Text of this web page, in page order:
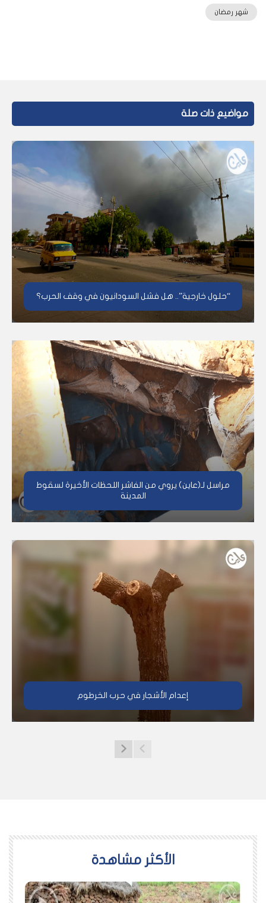
شهر رمضان
مواضيع ذات صلة
“حلول خارجية”.. هل فشل السودانيون في وقف الحرب؟
مراسل لـ(عاين) يروي من الفاشر اللحظات الأخيرة لسقوط
المدينة
إعدام الأشجار في حرب الخرطوم
اﻷكثر مشاهدة